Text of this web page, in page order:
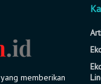
memberikan